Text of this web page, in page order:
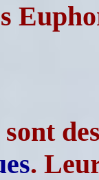
sont
.